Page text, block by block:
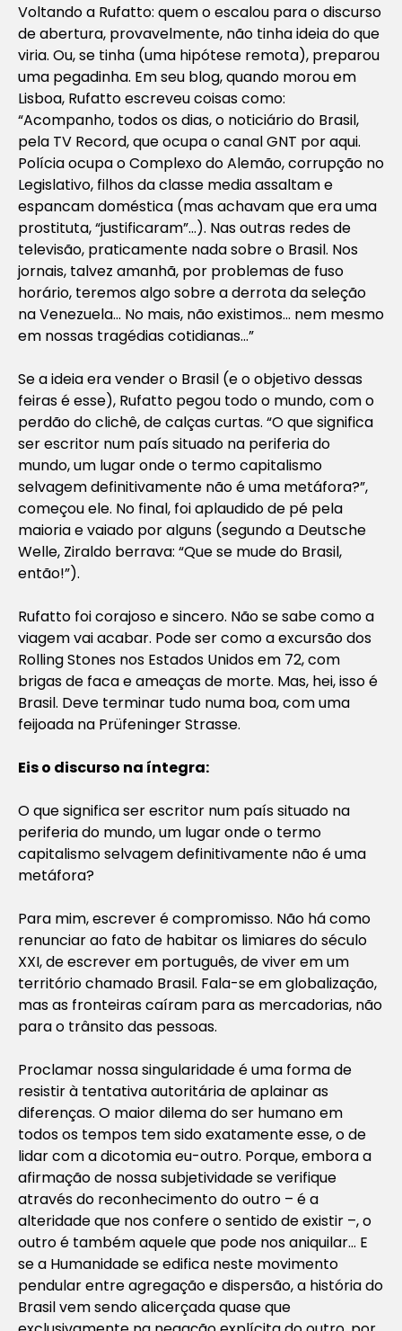
Voltando a Rufatto: quem o escalou para o discurso
de abertura, provavelmente, não tinha ideia do que
viria. Ou, se tinha (uma hipótese remota), preparou
uma pegadinha. Em seu blog, quando morou em
Lisboa, Rufatto escreveu coisas como:
“Acompanho, todos os dias, o noticiário do Brasil,
pela TV Record, que ocupa o canal GNT por aqui.
Polícia ocupa o Complexo do Alemão, corrupção no
Legislativo, filhos da classe media assaltam e
espancam doméstica (mas achavam que era uma
prostituta, “justificaram”…). Nas outras redes de
televisão, praticamente nada sobre o Brasil. Nos
jornais, talvez amanhã, por problemas de fuso
horário, teremos algo sobre a derrota da seleção
na Venezuela… No mais, não existimos… nem mesmo
em nossas tragédias cotidianas…”
Se a ideia era vender o Brasil (e o objetivo dessas
feiras é esse), Rufatto pegou todo o mundo, com o
perdão do clichê, de calças curtas. “O que significa
ser escritor num país situado na periferia do
mundo, um lugar onde o termo capitalismo
selvagem definitivamente não é uma metáfora?”,
começou ele. No final, foi aplaudido de pé pela
maioria e vaiado por alguns (segundo a Deutsche
Welle, Ziraldo berrava: “Que se mude do Brasil,
então!”).
Rufatto foi corajoso e sincero. Não se sabe como a
viagem vai acabar. Pode ser como a excursão dos
Rolling Stones nos Estados Unidos em 72, com
brigas de faca e ameaças de morte. Mas, hei, isso é
Brasil. Deve terminar tudo numa boa, com uma
feijoada na Prüfeninger Strasse.
Eis o discurso na íntegra:
O que significa ser escritor num país situado na
periferia do mundo, um lugar onde o termo
capitalismo selvagem definitivamente não é uma
metáfora?
Para mim, escrever é compromisso. Não há como
renunciar ao fato de habitar os limiares do século
XXI, de escrever em português, de viver em um
território chamado Brasil. Fala-se em globalização,
mas as fronteiras caíram para as mercadorias, não
para o trânsito das pessoas.
Proclamar nossa singularidade é uma forma de
resistir à tentativa autoritária de aplainar as
diferenças. O maior dilema do ser humano em
todos os tempos tem sido exatamente esse, o de
lidar com a dicotomia eu-outro. Porque, embora a
afirmação de nossa subjetividade se verifique
através do reconhecimento do outro – é a
alteridade que nos confere o sentido de existir –, o
outro é também aquele que pode nos aniquilar… E
se a Humanidade se edifica neste movimento
pendular entre agregação e dispersão, a história do
Brasil vem sendo alicerçada quase que